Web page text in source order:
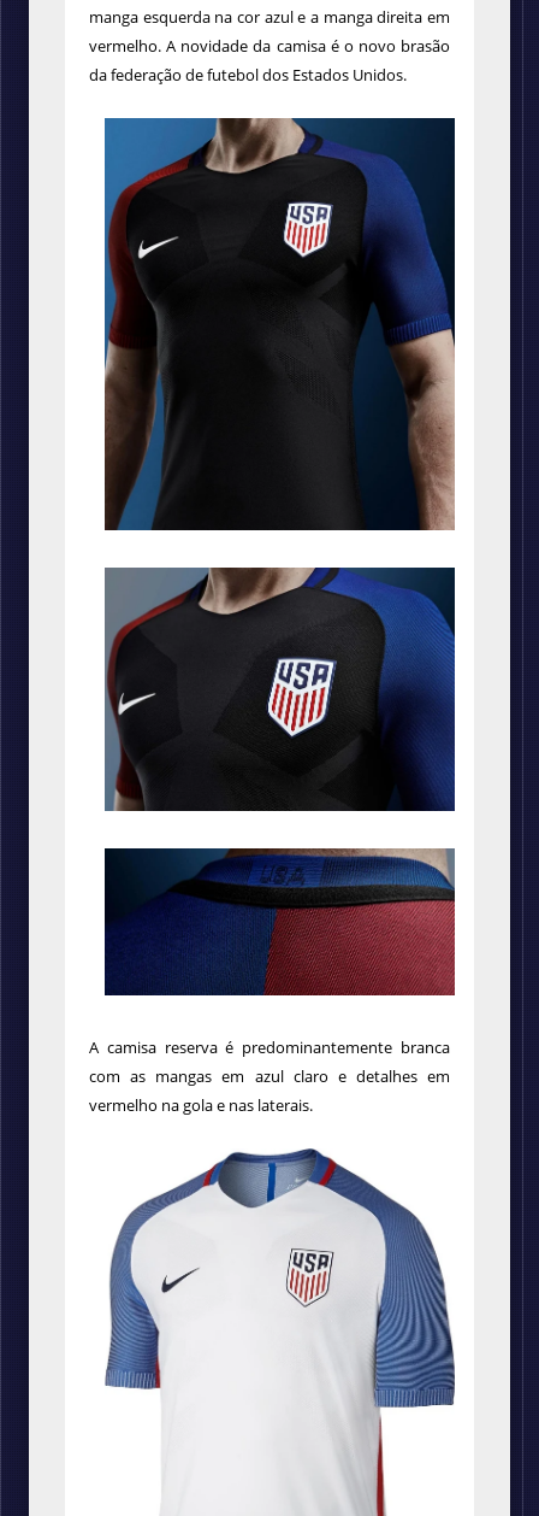
manga esquerda na cor azul e a manga direita em
vermelho. A novidade da camisa é o novo brasão
da federação de futebol dos Estados Unidos.
A camisa reserva é predominantemente branca
com as mangas em azul claro e detalhes em
vermelho na gola e nas laterais.